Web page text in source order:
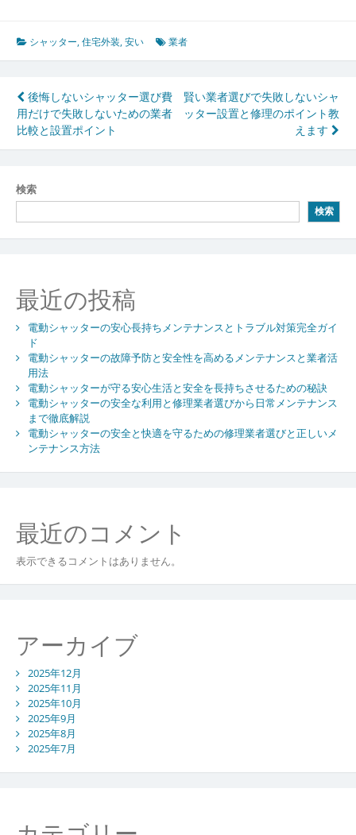
シャッター,住宅外装,安い 業者
投
稿
ナ
ビ
ゲ
ー
ョ
ン
後悔しないシャッター選び費
用だけで失敗しないための業者
比較と設置ポイント
賢い業者選びで失敗しないシャ
ッター設置と修理のポイント教
えます
検索
検索
最近の投稿
電動シャッターの安心長持ちメンテナンスとトラブル対策完全ガイ
ド
電動シャッターの故障予防と安全性を高めるメンテナンスと業者活
用法
電動シャッターが守る安心生活と安全を長持ちさせるための秘訣
電動シャッターの安全な利用と修理業者選びから日常メンテナンス
まで徹底解説
電動シャッターの安全と快適を守るための修理業者選びと正しいメ
ンテナンス方法
最近のコメント
表示できるコメントはありません。
アーカイブ
2025年12月
2025年11月
2025年10月
2025年9月
2025年8月
2025年7月